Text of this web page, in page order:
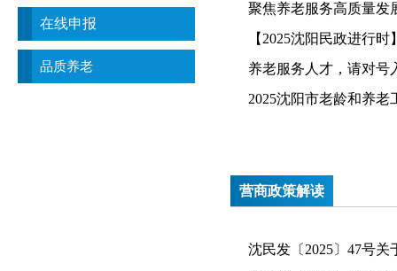
在线申报
品质养老
聚焦养老服务高质量发
【2025沈阳民政进行
养老服务人才，请对号
2025沈阳市老龄和养老
营商政策解读
沈民发〔2025〕47号